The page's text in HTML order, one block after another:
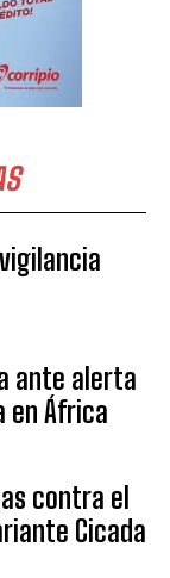
ante alerta
en África
contra el
Cicada